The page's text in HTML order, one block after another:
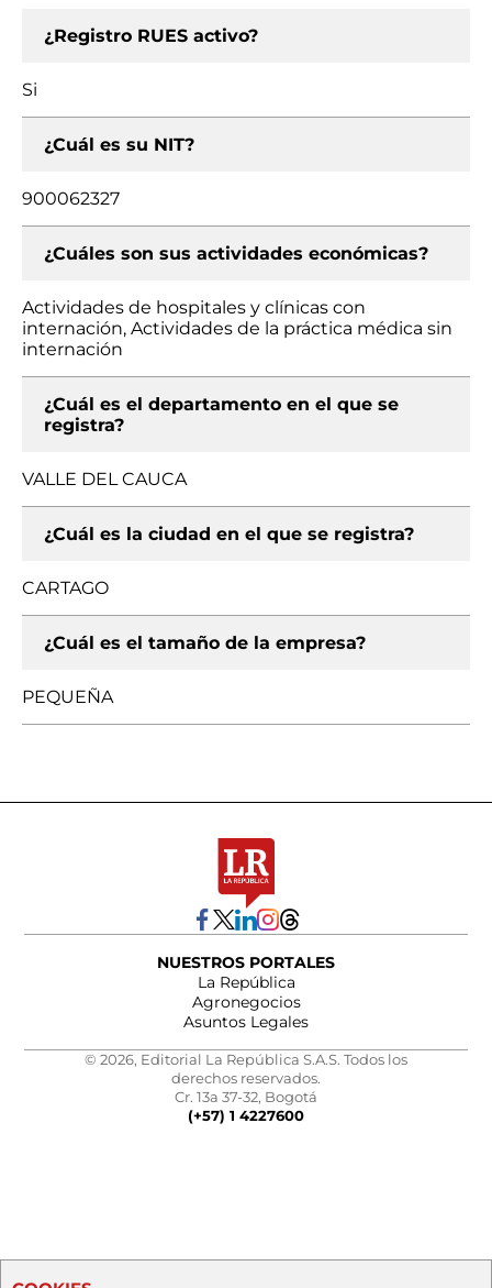
¿Registro RUES activo?
Si
¿Cuál es su NIT?
900062327
¿Cuáles son sus actividades económicas?
Actividades de hospitales y clínicas con
internación, Actividades de la práctica médica sin
internación
¿Cuál es el departamento en el que se
registra?
VALLE DEL CAUCA
¿Cuál es la ciudad en el que se registra?
CARTAGO
¿Cuál es el tamaño de la empresa?
PEQUEÑA
NUESTROS PORTALES
La República
Agronegocios
Asuntos Legales
© 2026, Editorial La República S.A.S. Todos los
derechos reservados.
Cr. 13a 37-32, Bogotá
(+57) 1 4227600